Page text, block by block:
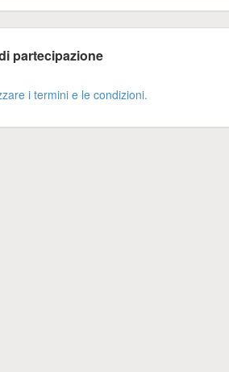
partecipazione
i termini e le condizioni.